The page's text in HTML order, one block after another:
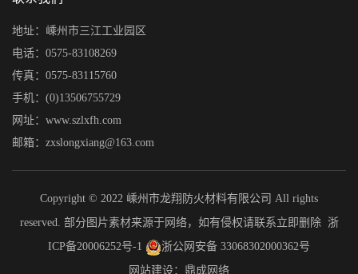
地址：嵊州市三江工业园区
电话：0575-83108269
传真：0575-83115760
手机：(0)13506755729
网址：www.szlxfh.com
邮箱：zxslongxiang@163.com
Copyright © 2022 嵊州市龙翔防火材料有限公司 All rights
reserved. 部分图片素材来源于网络，如有侵权请联系立即删除 浙
ICP备20006252号-1
浙公网安备 33068302000362号
网站建设：鼎成网络